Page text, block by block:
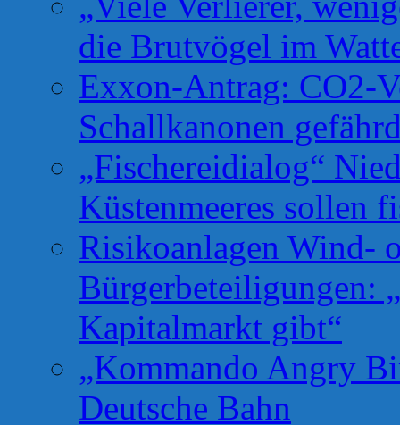
die Brutvögel im
Exxon-Antrag: CO2-
Schallkanonen
„Fischereidialog“
Küstenmeeres sollen
Risikoanlagen Wind-
Bürgerbeteiligungen:
Kapitalmarkt gibt“
„Kommando Angry
Deutsche Bahn